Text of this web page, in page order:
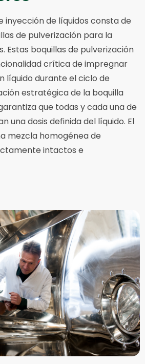
inyección de líquidos consta de
de pulverización para la
Estas boquillas de pulverización
crítica de impregnar
líquido durante el ciclo de
estratégica de la boquilla
que todas y cada una de
una dosis definida del líquido. El
mezcla homogénea de
intactos e